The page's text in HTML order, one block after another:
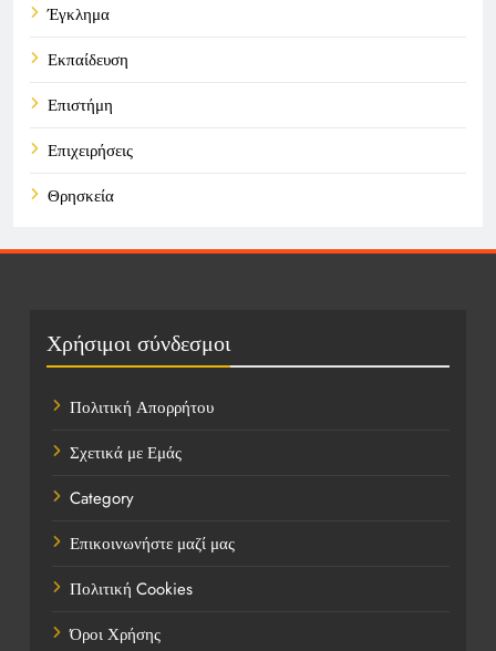
Έγκλημα
Εκπαίδευση
Επιστήμη
Επιχειρήσεις
Θρησκεία
Πολιτική
Υγεία
Ψυχαγωγία
Χρήσιμοι σύνδεσμοι
Πολιτική Απορρήτου
Σχετικά με Εμάς
Category
Επικοινωνήστε μαζί μας
Πολιτική Cookies
Όροι Χρήσης